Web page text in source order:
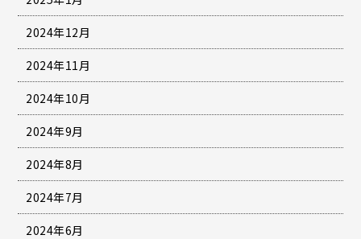
2024年12月
2024年11月
2024年10月
2024年9月
2024年8月
2024年7月
2024年6月